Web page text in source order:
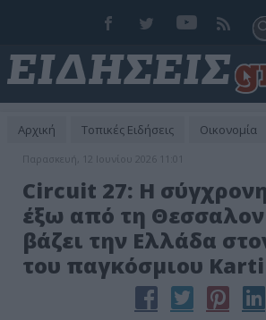
Αρχική Τοπικές Ειδήσεις Οικονομία
Παρασκευή, 12 Ιουνίου 2026 11:01
Circuit 27: Η
έξω από τη
βάζει την Ελλάδα
του παγκόσμιου